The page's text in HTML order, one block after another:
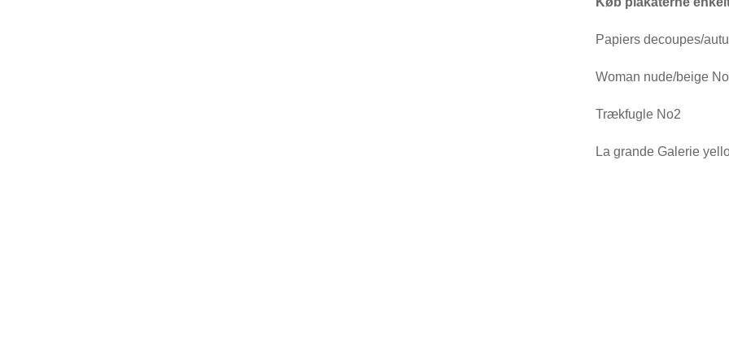
Papiers decoupes/
Woman nude/beige
Trækfugle No2
La grande Galerie